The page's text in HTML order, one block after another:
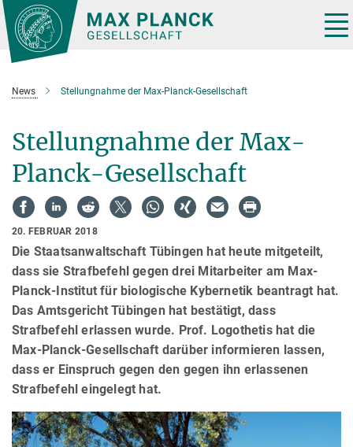
Hauptinhalt
News Stellungnahme der Max-Planck-Gesellschaft
Stellungnahme der Max-
Planck-Gesellschaft
20. FEBRUAR 2018
Die Staatsanwaltschaft Tübingen hat heute mitgeteilt,
dass sie Strafbefehl gegen drei Mitarbeiter am Max-
Planck-Institut für biologische Kybernetik beantragt hat.
Das Amtsgericht Tübingen hat bestätigt, dass
Strafbefehl erlassen wurde. Prof. Logothetis hat die
Max-Planck-Gesellschaft darüber informieren lassen,
dass er Einspruch gegen den gegen ihn erlassenen
Strafbefehl eingelegt hat.